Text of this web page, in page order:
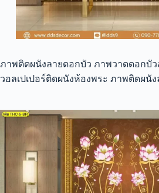
ภาพติดผนังลายดอกบัว ภาพวาดดอกบัว
วอลเปเปอร์ติดผนังห้องพระ ภาพติดผนัง